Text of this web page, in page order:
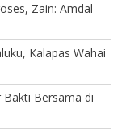
Zain: Amdal
Kalapas Wahai
Bakti Bersama di